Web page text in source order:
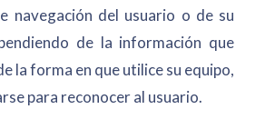
navegación del usuario o de su
de la información que
la forma en que utilice su equipo,
para reconocer al usuario.